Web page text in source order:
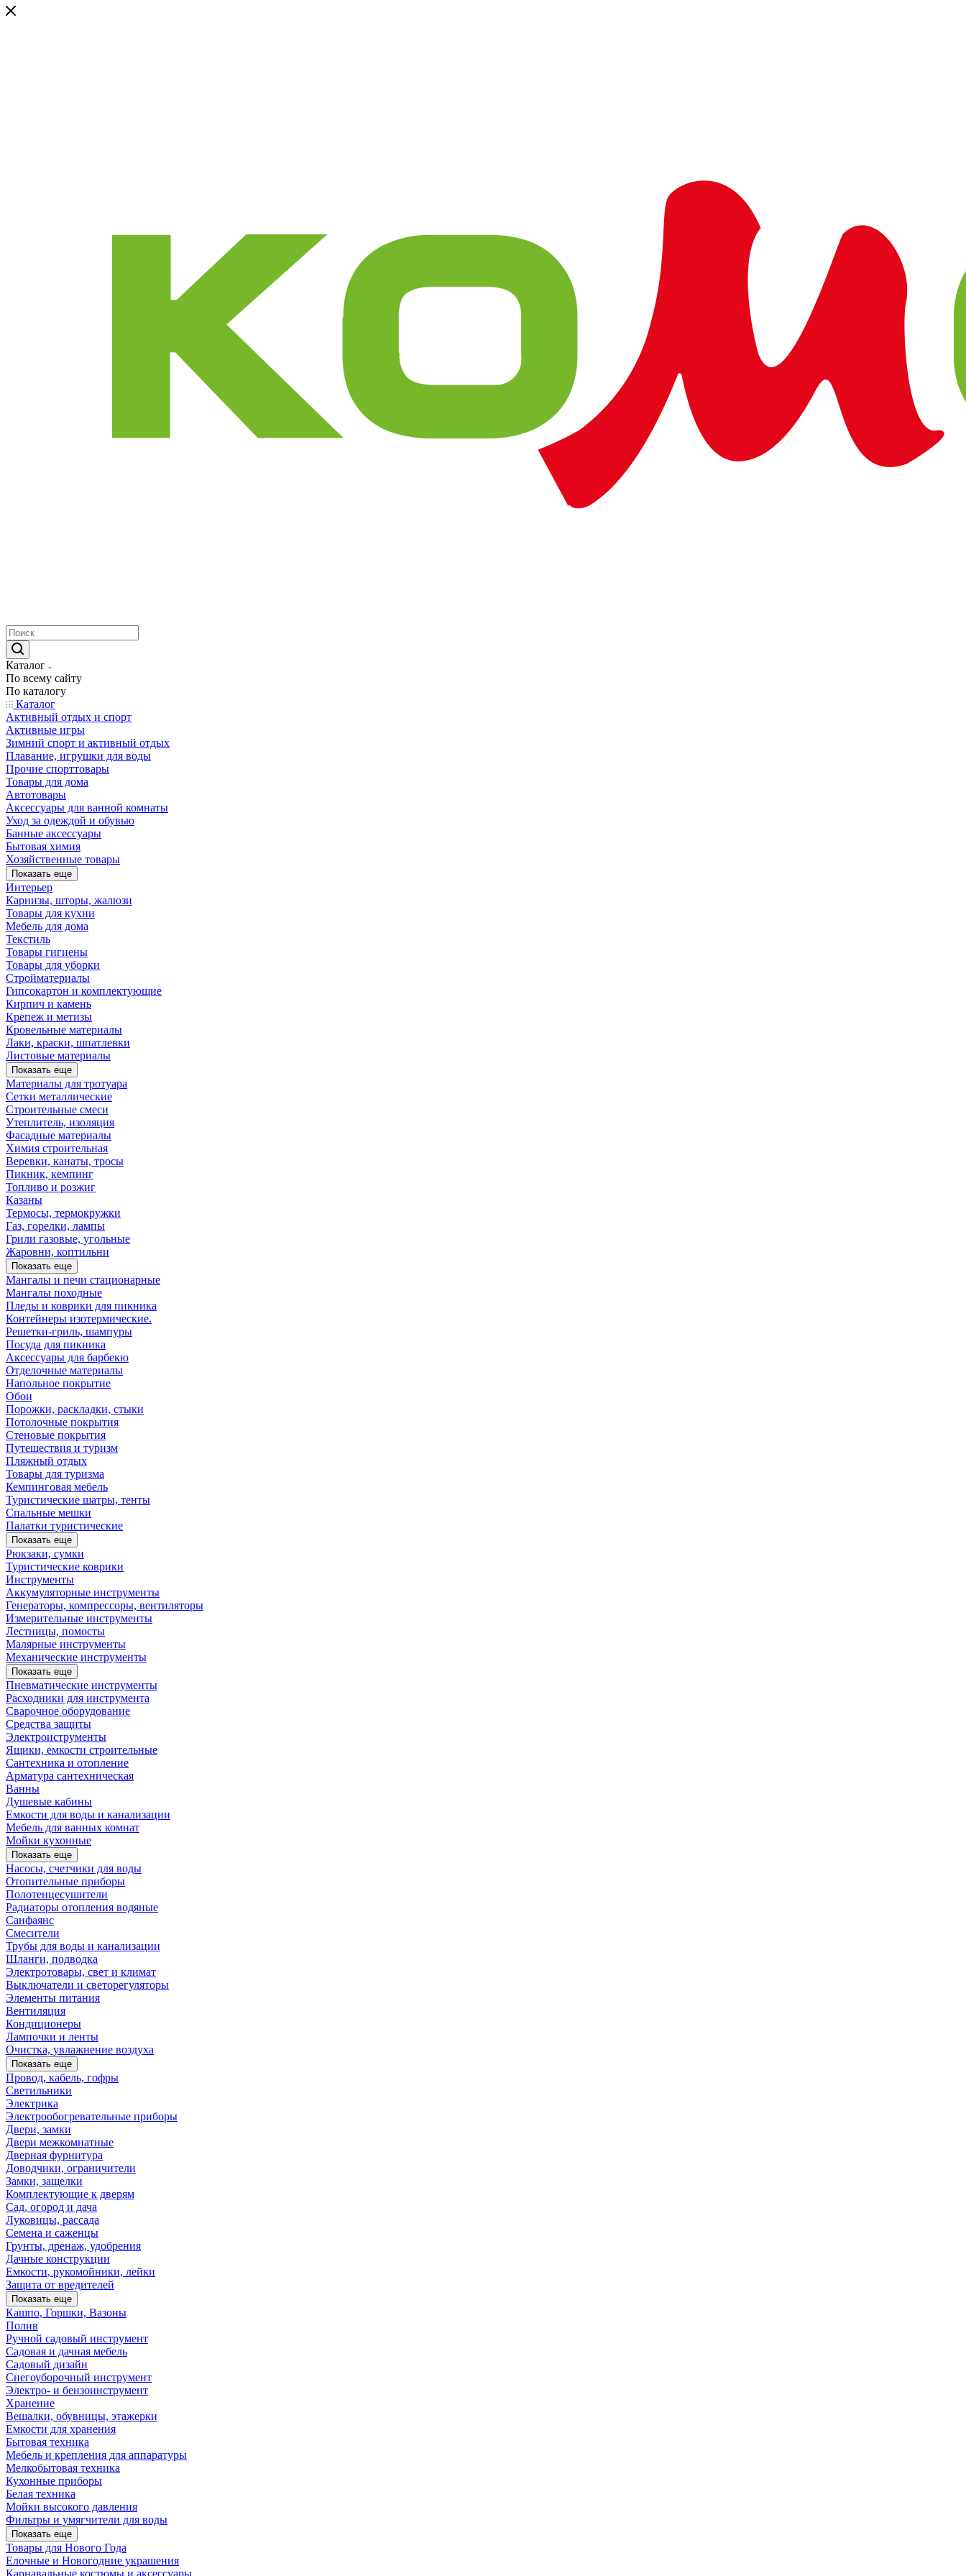
Каталог
По всему сайту
По каталогу
Каталог
Активный отдых и спорт
Активные игры
Зимний спорт и активный отдых
Плавание, игрушки для воды
Прочие спорттовары
Товары для дома
Автотовары
Аксессуары для ванной комнаты
Уход за одеждой и обувью
Банные аксессуары
Бытовая химия
Хозяйственные товары
Показать еще
Интерьер
Карнизы, шторы, жалюзи
Товары для кухни
Мебель для дома
Текстиль
Товары гигиены
Товары для уборки
Стройматериалы
Гипсокартон и комплектующие
Кирпич и камень
Крепеж и метизы
Кровельные материалы
Лаки, краски, шпатлевки
Листовые материалы
Показать еще
Материалы для тротуара
Сетки металлические
Строительные смеси
Утеплитель, изоляция
Фасадные материалы
Химия строительная
Веревки, канаты, тросы
Пикник, кемпинг
Топливо и розжиг
Казаны
Термосы, термокружки
Газ, горелки, лампы
Грили газовые, угольные
Жаровни, коптильни
Показать еще
Мангалы и печи стационарные
Мангалы походные
Пледы и коврики для пикника
Контейнеры изотермические.
Решетки-гриль, шампуры
Посуда для пикника
Аксессуары для барбекю
Отделочные материалы
Напольное покрытие
Обои
Порожки, раскладки, стыки
Потолочные покрытия
Стеновые покрытия
Путешествия и туризм
Пляжный отдых
Товары для туризма
Кемпинговая мебель
Туристические шатры, тенты
Спальные мешки
Палатки туристические
Показать еще
Рюкзаки, сумки
Туристические коврики
Инструменты
Аккумуляторные инструменты
Генераторы, компрессоры, вентиляторы
Измерительные инструменты
Лестницы, помосты
Малярные инструменты
Механические инструменты
Показать еще
Пневматические инструменты
Расходники для инструмента
Сварочное оборудование
Средства защиты
Электроиструменты
Ящики, емкости строительные
Сантехника и отопление
Арматура сантехническая
Ванны
Душевые кабины
Емкости для воды и канализации
Мебель для ванных комнат
Мойки кухонные
Показать еще
Насосы, счетчики для воды
Отопительные приборы
Полотенцесушители
Радиаторы отопления водяные
Санфаянс
Смесители
Трубы для воды и канализации
Шланги, подводка
Электротовары, свет и климат
Выключатели и светорегуляторы
Элементы питания
Вентиляция
Кондиционеры
Лампочки и ленты
Очистка, увлажнение воздуха
Показать еще
Провод, кабель, гофры
Светильники
Электрика
Электрообогревательные приборы
Двери, замки
Двери межкомнатные
Дверная фурнитура
Доводчики, ограничители
Замки, защелки
Комплектующие к дверям
Сад, огород и дача
Луковицы, рассада
Семена и саженцы
Грунты, дренаж, удобрения
Дачные конструкции
Емкости, рукомойники, лейки
Защита от вредителей
Показать еще
Кашпо, Горшки, Вазоны
Полив
Ручной садовый инструмент
Садовая и дачная мебель
Садовый дизайн
Снегоуборочный инструмент
Электро- и бензоинструмент
Хранение
Вешалки, обувницы, этажерки
Емкости для хранения
Бытовая техника
Мебель и крепления для аппаратуры
Мелкобытовая техника
Кухонные приборы
Белая техника
Мойки высокого давления
Фильтры и умягчители для воды
Показать еще
Товары для Нового Года
Елочные и Новогодние украшения
Карнавальные костюмы и аксессуары